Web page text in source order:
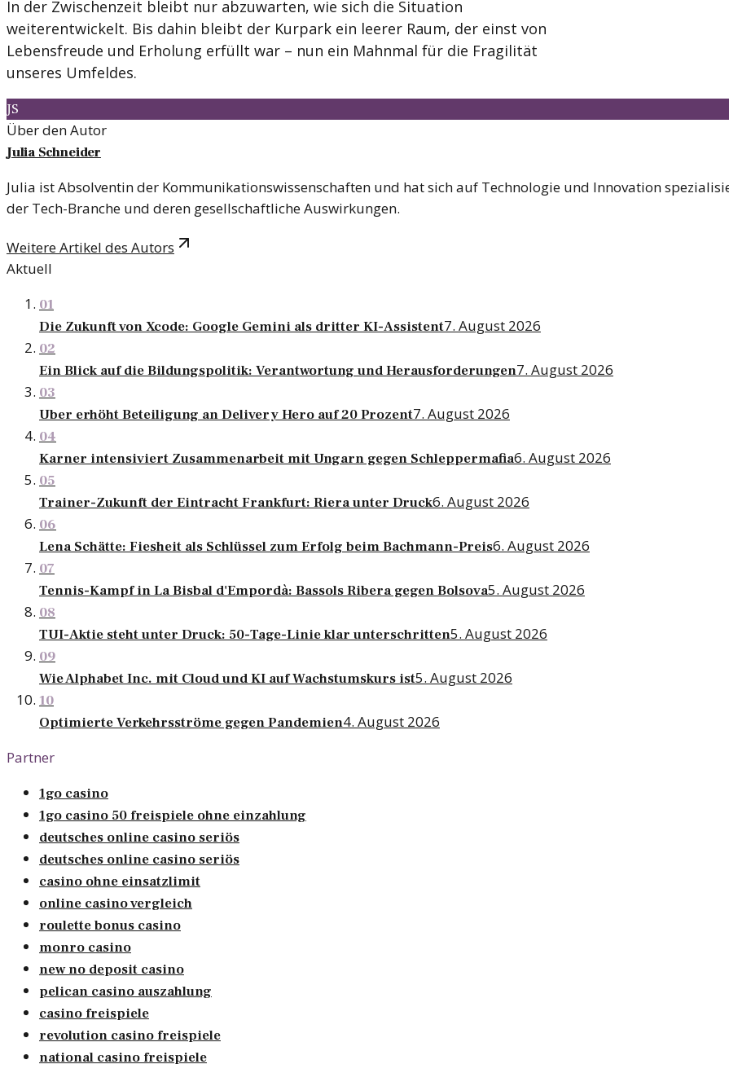
In der Zwischenzeit bleibt nur abzuwarten, wie sich die Situation
weiterentwickelt. Bis dahin bleibt der Kurpark ein leerer Raum, der einst von
Lebensfreude und Erholung erfüllt war – nun ein Mahnmal für die Fragilität
unseres Umfeldes.
JS
Über den Autor
Julia Schneider
Julia ist Absolventin der Kommunikationswissenschaften und hat sich auf Technologie und Innovation
der Tech-Branche und deren gesellschaftliche Auswirkungen.
Weitere Artikel des Autors
Aktuell
01
Die Zukunft von Xcode: Google Gemini als dritter KI-Assistent7. August 2026
02
Ein Blick auf die Bildungspolitik: Verantwortung und Herausforderungen7. August 2026
03
Uber erhöht Beteiligung an Delivery Hero auf 20 Prozent7. August 2026
04
Karner intensiviert Zusammenarbeit mit Ungarn gegen Schleppermafia6. August 2026
05
Trainer-Zukunft der Eintracht Frankfurt: Riera unter Druck6. August 2026
06
Lena Schätte: Fiesheit als Schlüssel zum Erfolg beim Bachmann-Preis6. August 2026
07
Tennis-Kampf in La Bisbal d'Empordà: Bassols Ribera gegen Bolsova5. August 2026
08
TUI-Aktie steht unter Druck: 50-Tage-Linie klar unterschritten5. August 2026
09
Wie Alphabet Inc. mit Cloud und KI auf Wachstumskurs ist5. August 2026
10
Optimierte Verkehrsströme gegen Pandemien4. August 2026
Partner
1go casino
1go casino 50 freispiele ohne einzahlung
deutsches online casino seriös
deutsches online casino seriös
casino ohne einsatzlimit
online casino vergleich
roulette bonus casino
monro casino
new no deposit casino
pelican casino auszahlung
casino freispiele
revolution casino freispiele
national casino freispiele